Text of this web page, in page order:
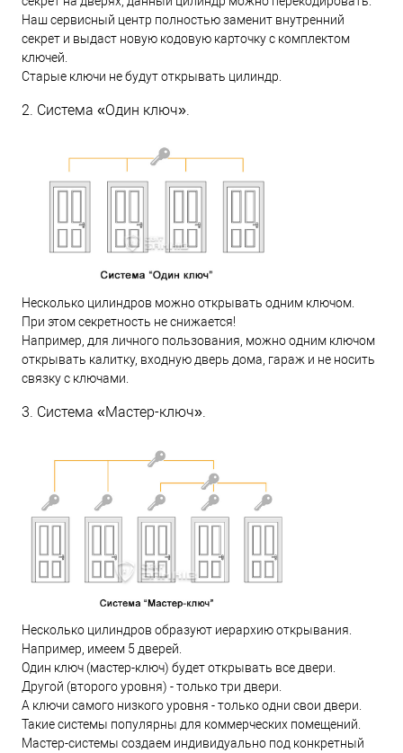
Наш сервисный центр полностью заменит внутренний
секрет и выдаст новую кодовую карточку с комплектом
ключей.
Старые ключи не будут открывать цилиндр.
2. Система «Один ключ».
Несколько цилиндров можно открывать одним ключом.
При этом секретность не снижается!
Например, для личного пользования, можно одним ключом
открывать калитку, входную дверь дома, гараж и не носить
связку с ключами.
3. Система «Мастер-ключ».
Несколько цилиндров образуют иерархию открывания.
Например, имеем 5 дверей.
Один ключ (мастер-ключ) будет открывать все двери.
Другой (второго уровня) - только три двери.
А ключи самого низкого уровня - только одни свои двери.
Такие системы популярны для коммерческих помещений.
Мастер-системы создаем индивидуально под конкретный